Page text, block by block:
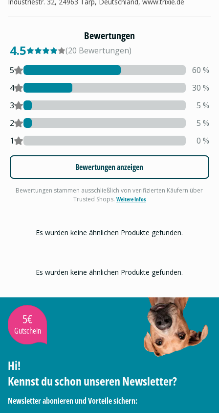
Bewertungen
4.5 (20 Bewertungen)
5
60 %
4
30 %
3
5 %
2
5 %
1
0 %
Bewertungen anzeigen
Bewertungen stammen ausschließlich von verifizierten Käufern über
Trusted Shops. Weitere Infos
Es wurden keine ähnlichen Produkte gefunden.
Es wurden keine ähnlichen Produkte gefunden.
5€
Gutschein
Hi!
Kennst du schon unseren Newsletter?
Newsletter abonieren und Vorteile sichern: